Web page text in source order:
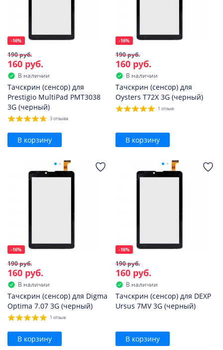
-16%
190 руб.
160 руб.
В наличии
Тачскрин (сенсор) для
Prestigio MultiPad PMT3038
3G (черный)
3 отзыва
В корзину
-16%
190 руб.
160 руб.
В наличии
Тачскрин (сенсор) для
Oysters T72X 3G (черный)
1 отзыв
В корзину
-16%
190 руб.
160 руб.
В наличии
Тачскрин (сенсор) для Digma
Optima 7.07 3G (черный)
1 отзыв
В корзину
-16%
190 руб.
160 руб.
В наличии
Тачскрин (сенсор) для DEXP
Ursus 7MV 3G (черный)
В корзину